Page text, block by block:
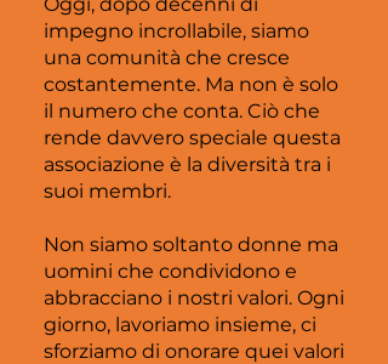
impegno incrollabile, siamo
una comunità che cresce
costantemente. Ma non è solo
il numero che conta. Ciò che
rende davvero speciale questa
associazione è la diversità tra i
suoi membri.
Non siamo soltanto donne ma
uomini che condividono e
abbracciano i nostri valori. Ogni
giorno, lavoriamo insieme, ci
sforziamo di onorare quei valori